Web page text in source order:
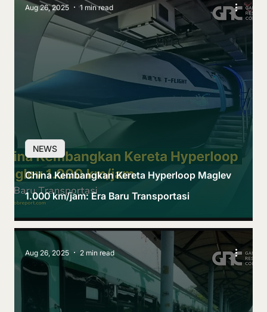
China Kembangkan Kereta Hyperloop Maglev
1.000 km/jam: Era Baru Transportasi
NEWS
Aug 26, 2025 1 min read
Aug 26, 2025 2 min read